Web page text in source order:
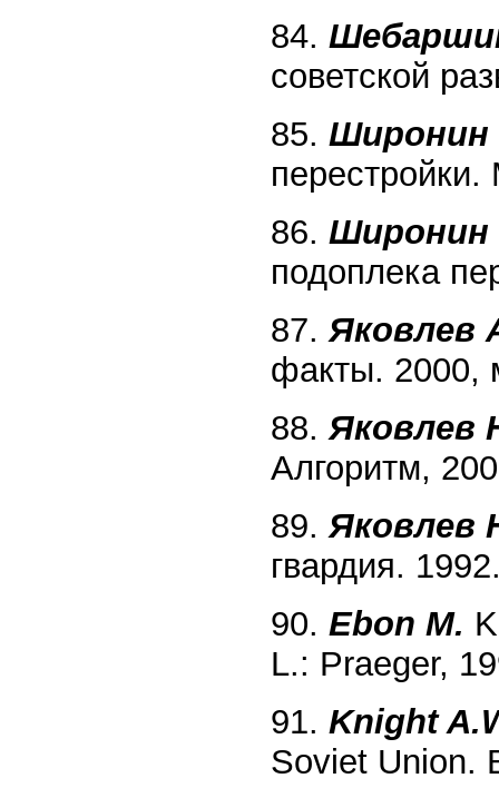
84.
советской
85. Широнин
86. Широнин
подоплека
87.Яковлев
факты.
88.Яковлев
Алгоритм,
89.Яковлев
гвардия.
90. Ebon М.
L.: Praeger,
91. Knight
Soviet Union.